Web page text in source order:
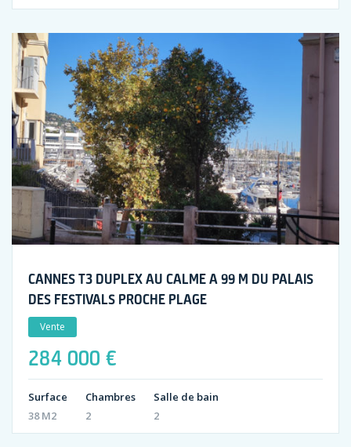
CANNES T3 DUPLEX AU CALME A 99 M DU PALAIS
DES FESTIVALS PROCHE PLAGE
Vente
284 000 €
Surface
38 M2
Chambres
2
Salle de bain
2